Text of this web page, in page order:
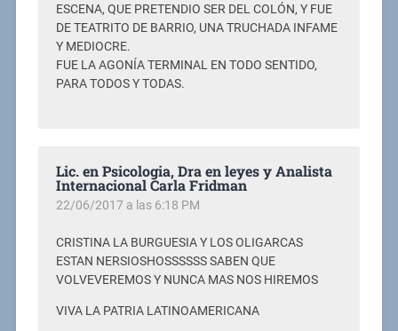
ESCENA, QUE PRETENDIO SER DEL COLÓN, Y FUE
DE TEATRITO DE BARRIO, UNA TRUCHADA INFAME
Y MEDIOCRE.
FUE LA AGONÍA TERMINAL EN TODO SENTIDO,
PARA TODOS Y TODAS.
Lic. en Psicologia, Dra en leyes y Analista
Internacional Carla Fridman
22/06/2017 a las 6:18 PM
CRISTINA LA BURGUESIA Y LOS OLIGARCAS
ESTAN NERSIOSHOSSSSSS SABEN QUE
VOLVEVEREMOS Y NUNCA MAS NOS HIREMOS
VIVA LA PATRIA LATINOAMERICANA